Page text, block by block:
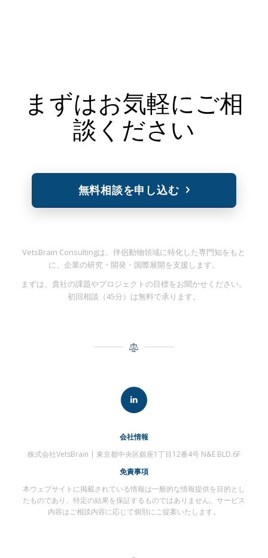
まずはお気軽にご相
談ください
無料相談を申し込む
VetsBrain Consultingは、伴侶動物領域に特化した専門知をもと
に、企業の研究・開発・国際展開を支援します。
まずは、貴社の課題やプロジェクトの目標をお聞かせください。
初回相談（45分）は無料で承ります。
会社情報
株式会社VetsBrain | 東京都中央区銀座1丁目12番4号 N&E BLD.6F
免責事項
本ウェブサイトに掲載されている情報は一般的な情報提供を目的とし
たものであり、特定の結果を保証するものではありません。サービス
内容はご相談内容に応じて個別にご提案いたします。